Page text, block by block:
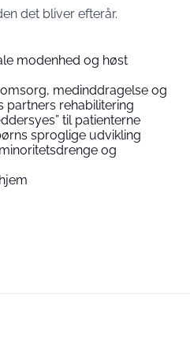
det bliver efterår.
modenhed og høst
medinddragelse og
partners rehabilitering
til patienterne
sproglige udvikling
og